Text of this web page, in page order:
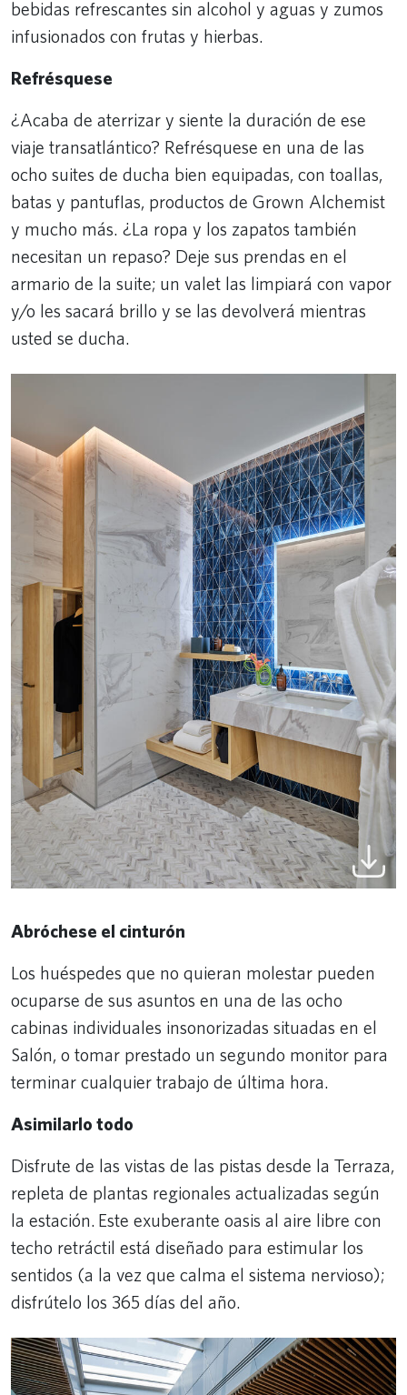
bebidas refrescantes sin alcohol y aguas y zumos
infusionados con frutas y hierbas.
Refrésquese
¿Acaba de aterrizar y siente la duración de ese
viaje transatlántico? Refrésquese en una de las
ocho suites de ducha bien equipadas, con toallas,
batas y pantuflas, productos de Grown Alchemist
y mucho más. ¿La ropa y los zapatos también
necesitan un repaso? Deje sus prendas en el
armario de la suite; un valet las limpiará con vapor
y/o les sacará brillo y se las devolverá mientras
usted se ducha.
Abróchese el cinturón
Los huéspedes que no quieran molestar pueden
ocuparse de sus asuntos en una de las ocho
cabinas individuales insonorizadas situadas en el
Salón, o tomar prestado un segundo monitor para
terminar cualquier trabajo de última hora.
Asimilarlo todo
Disfrute de las vistas de las pistas desde la Terraza,
repleta de plantas regionales actualizadas según
la estación. Este exuberante oasis al aire libre con
techo retráctil está diseñado para estimular los
sentidos (a la vez que calma el sistema nervioso);
disfrútelo los 365 días del año.